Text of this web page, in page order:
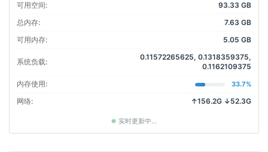
可用空间:
93.33 GB
总内存:
7.63 GB
可用内存:
5.05 GB
系统负载:
0.11572265625, 0.1318359375,
0.1162109375
内存使用:
33.7%
网络: ↑156.2G ↓52.3G
实时更新中...